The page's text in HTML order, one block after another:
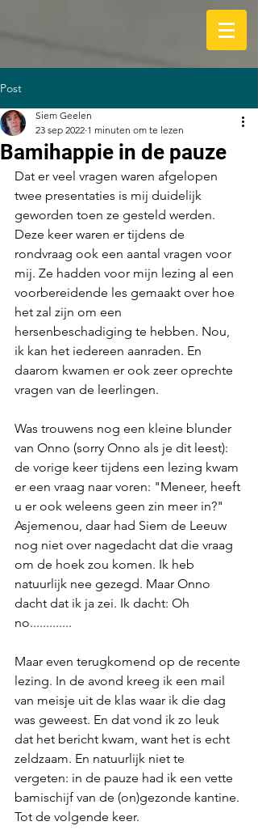
Post
Bamihappie in de pauze
Siem Geelen
23 sep 2022 1 minuten om te lezen
Dat er veel vragen waren afgelopen
twee presentaties is mij duidelijk
geworden toen ze gesteld werden.
Deze keer waren er tijdens de
rondvraag ook een aantal vragen voor
mij. Ze hadden voor mijn lezing al een
voorbereidende les gemaakt over hoe
het zal zijn om een
hersenbeschadiging te hebben. Nou,
ik kan het iedereen aanraden. En
daarom kwamen er ook zeer oprechte
vragen van de leerlingen.
Was trouwens nog een kleine blunder
van Onno (sorry Onno als je dit leest):
de vorige keer tijdens een lezing kwam
er een vraag naar voren: "Meneer, heeft
u er ook weleens geen zin meer in?"
Asjemenou, daar had Siem de Leeuw
nog niet over nagedacht dat die vraag
om de hoek zou komen. Ik heb
natuurlijk nee gezegd. Maar Onno
dacht dat ik ja zei. Ik dacht: Oh
no.............
Maar even terugkomend op de recente
lezing. In de avond kreeg ik een mail
van meisje uit de klas waar ik die dag
was geweest. En dat vond ik zo leuk
dat het bericht kwam, want het is echt
zeldzaam. En natuurlijk niet te
vergeten: in de pauze had ik een vette
bamischijf van de (on)gezonde kantine.
Tot de volgende keer.